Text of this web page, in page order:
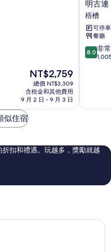
現
在
價
格
為
NT$2,759
總價 NT$3,309
含稅金和其他費用
9 月 2 日 - 9 月 3 日
明
古
連
V
飯
店
梧
明古連
梧槽
可停車
餐廳
8.0
分，
常
評
論
8.0 非
似住宿
扣和禮遇。玩越多，獎勵就越